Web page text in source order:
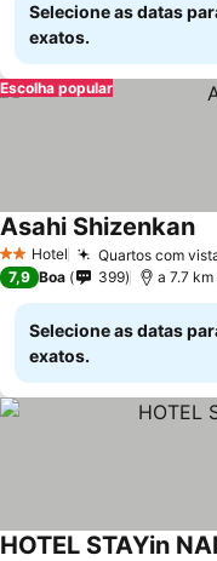
Selecione as datas
exatos.
Escolha popular
2 Estrelas
Hotel Quartos com
Asahi Shizenkan
7,9 Boa 399 a 7.7
Selecione as datas
exatos.
HOTEL STAYin